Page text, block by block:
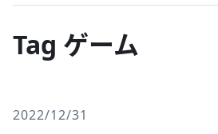
Tag ゲーム
2022/12/31